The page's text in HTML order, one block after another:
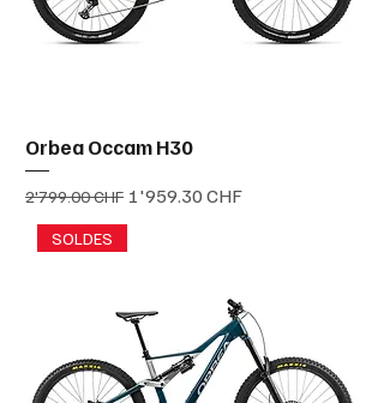
Orbea Occam H30
Prix original
2'799.00 CHF Prix promotionnel
1'959.30 CHF
SOLDES